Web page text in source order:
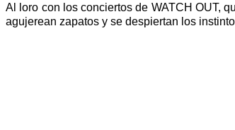
Al loro con los conciertos de WATCH OUT,
agujerean zapatos y se despiertan los